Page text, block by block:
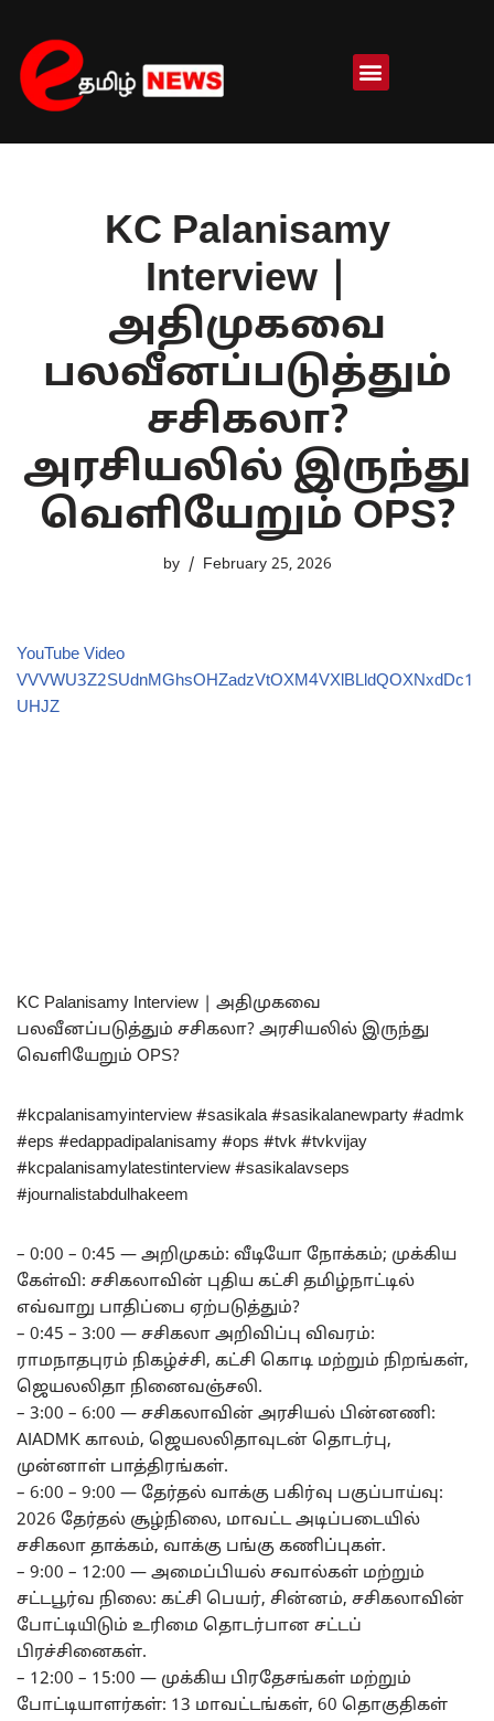
Skip
to
content
KC Palanisamy
Interview |
அதிமுகவை
பலவீனப்படுத்தும்
சசிகலா?
அரசியலில் இருந்து
வெளியேறும் OPS?
by February 25, 2026
YouTube Video
VVVWU3Z2SUdnMGhsOHZadzVtOXM4VXlBLldQOXNxdDc1
UHJZ
KC Palanisamy Interview | அதிமுகவை
பலவீனப்படுத்தும் சசிகலா? அரசியலில் இருந்து
வெளியேறும் OPS?
#kcpalanisamyinterview #sasikala #sasikalanewparty #admk
#eps #edappadipalanisamy #ops #tvk #tvkvijay
#kcpalanisamylatestinterview #sasikalavseps
#journalistabdulhakeem
– 0:00 – 0:45 — அறிமுகம்: வீடியோ நோக்கம்; முக்கிய
கேள்வி: சசிகலாவின் புதிய கட்சி தமிழ்நாட்டில்
எவ்வாறு பாதிப்பை ஏற்படுத்தும்?
– 0:45 – 3:00 — சசிகலா அறிவிப்பு விவரம்:
ராமநாதபுரம் நிகழ்ச்சி, கட்சி கொடி மற்றும் நிறங்கள்,
ஜெயலலிதா நினைவஞ்சலி.
– 3:00 – 6:00 — சசிகலாவின் அரசியல் பின்னணி:
AIADMK காலம், ஜெயலலிதாவுடன் தொடர்பு,
முன்னாள் பாத்திரங்கள்.
– 6:00 – 9:00 — தேர்தல் வாக்கு பகிர்வு பகுப்பாய்வு:
2026 தேர்தல் சூழ்நிலை, மாவட்ட அடிப்படையில்
சசிகலா தாக்கம், வாக்கு பங்கு கணிப்புகள்.
– 9:00 – 12:00 — அமைப்பியல் சவால்கள் மற்றும்
சட்டபூர்வ நிலை: கட்சி பெயர், சின்னம், சசிகலாவின்
போட்டியிடும் உரிமை தொடர்பான சட்டப்
பிரச்சினைகள்.
– 12:00 – 15:00 — முக்கிய பிரதேசங்கள் மற்றும்
போட்டியாளர்கள்: 13 மாவட்டங்கள், 60 தொகுதிகள்